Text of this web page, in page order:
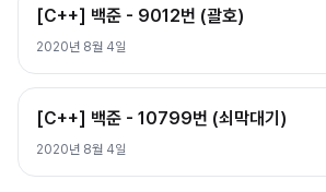
[C++] 백준 - 9012번 (괄호)
2020년 8월 4일
[C++] 백준 - 10799번 (쇠막대기)
2020년 8월 4일